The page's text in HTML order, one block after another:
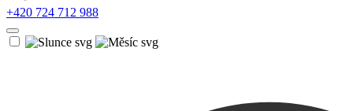
+420 724 712 988